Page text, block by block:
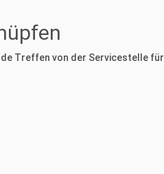
Treffen von der Servicestelle für